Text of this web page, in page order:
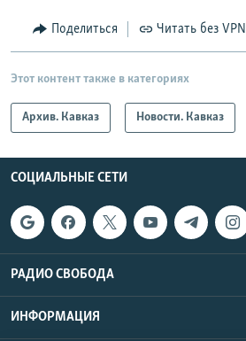
Поделиться Читать без VPN
Этот контент также в категориях
Архив. Кавказ Новости. Кавказ
СОЦИАЛЬНЫЕ СЕТИ
РАДИО СВОБОДА
ИНФОРМАЦИЯ